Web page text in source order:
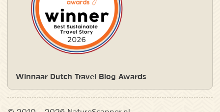
Winnaar Dutch Travel Blog Awards